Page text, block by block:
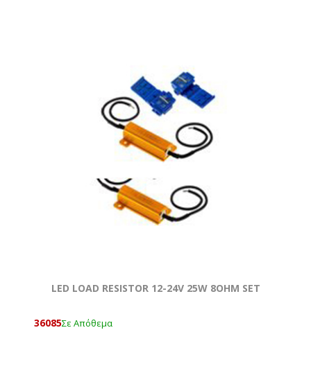
LED LOAD RESISTOR 12-24V 25W 8OHM SET
36085Σε Απόθεμα